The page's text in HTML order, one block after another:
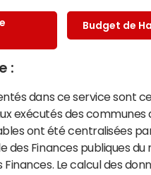
Budget de
:
dans ce service sont
exécutés des communes
ont été centralisées
des Finances publiques du
Finances. Le calcul des